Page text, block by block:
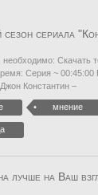
сериала
необходимо:
Серия ~ 00:45:00
Константин –
мнение
лучше на Ваш